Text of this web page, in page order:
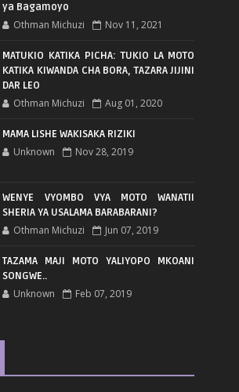
ya Bagamoyo
Othman Michuzi Nov 11, 2021
MATUKIO KATIKA PICHA: TUKIO LA MOTO
KATIKA KIWANDA CHA BORA, TAZARA JIJINI
DAR LEO
Othman Michuzi Aug 01, 2020
MAMA LISHE WAKISAKA RIZIKI
Unknown Nov 28, 2019
WENYE VYOMBO VYA MOTO WANATII
SHERIA YA USALAMA BARABARANI?
Othman Michuzi Jun 07, 2019
TAZAMA MAJI MOTO YALIYOPO MKOANI
SONGWE..
Unknown Feb 07, 2019